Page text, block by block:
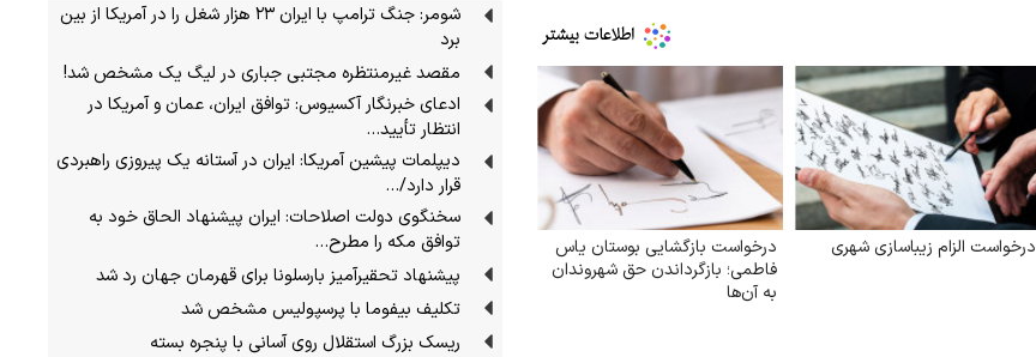
درخواست الزام زیبا‌سازی شهری
درخواست بازگشایی بوستان یاس
فاطمی؛ بازگرداندن حق شهروندان
به آن‌ها
شومر: جنگ ترامپ با ایران ۲۳ هزار شغل را در آمریکا از بین
برد
مقصد غیرمنتظره مجتبی جباری در لیگ یک مشخص شد!
ادعای خبرنگار آکسیوس: توافق ایران، عمان و آمریکا در
انتظار تأیید…
دیپلمات پیشین آمریکا: ایران در آستانه یک پیروزی راهبردی
قرار دارد/…
سخنگوی دولت اصلاحات: ایران پیشنهاد الحاق خود به
توافق مکه را مطرح…
پیشنهاد تحقیرآمیز بارسلونا برای قهرمان جهان رد شد
تکلیف بیفوما با پرسپولیس مشخص شد
ریسک بزرگ استقلال روی آسانی با پنجره بسته